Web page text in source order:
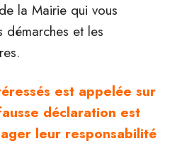
la Mairie qui vous
démarches et les
est appelée sur
déclaration est
leur responsabilité